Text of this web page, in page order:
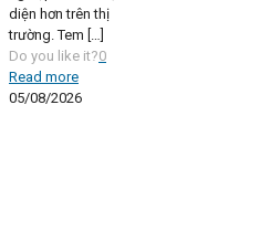
diện hơn trên thị
trường. Tem
Do you like it?0
Read more
05/08/2026